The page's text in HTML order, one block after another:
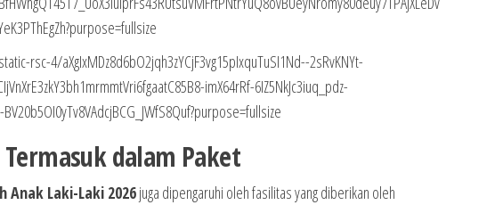
dalam Paket
Anak Laki-Laki 2026juga dipengaruhi oleh fasilitas yang diberikan oleh